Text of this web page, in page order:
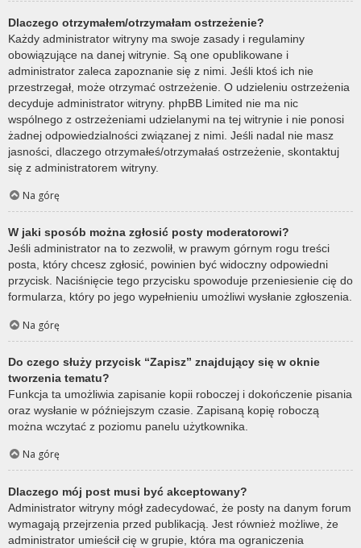
Dlaczego otrzymałem/otrzymałam ostrzeżenie?
Każdy administrator witryny ma swoje zasady i regulaminy
obowiązujące na danej witrynie. Są one opublikowane i
administrator zaleca zapoznanie się z nimi. Jeśli ktoś ich nie
przestrzegał, może otrzymać ostrzeżenie. O udzieleniu ostrzeżenia
decyduje administrator witryny. phpBB Limited nie ma nic
wspólnego z ostrzeżeniami udzielanymi na tej witrynie i nie ponosi
żadnej odpowiedzialności związanej z nimi. Jeśli nadal nie masz
jasności, dlaczego otrzymałeś/otrzymałaś ostrzeżenie, skontaktuj
się z administratorem witryny.
Na górę
W jaki sposób można zgłosić posty moderatorowi?
Jeśli administrator na to zezwolił, w prawym górnym rogu treści
posta, który chcesz zgłosić, powinien być widoczny odpowiedni
przycisk. Naciśnięcie tego przycisku spowoduje przeniesienie cię do
formularza, który po jego wypełnieniu umożliwi wysłanie zgłoszenia.
Na górę
Do czego służy przycisk “Zapisz” znajdujący się w oknie
tworzenia tematu?
Funkcja ta umożliwia zapisanie kopii roboczej i dokończenie pisania
oraz wysłanie w późniejszym czasie. Zapisaną kopię roboczą
można wczytać z poziomu panelu użytkownika.
Na górę
Dlaczego mój post musi być akceptowany?
Administrator witryny mógł zadecydować, że posty na danym forum
wymagają przejrzenia przed publikacją. Jest również możliwe, że
administrator umieścił cię w grupie, która ma ograniczenia